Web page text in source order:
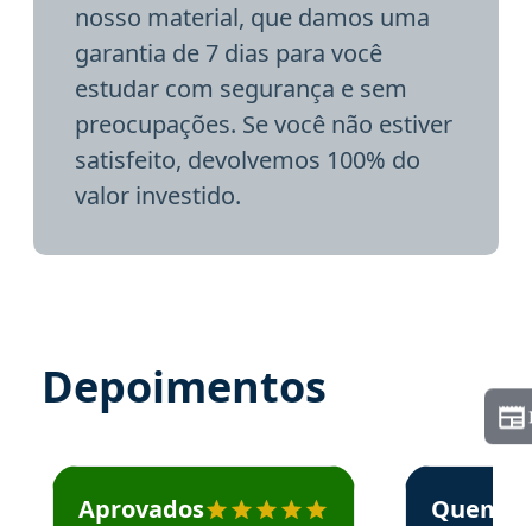
nosso material, que damos uma
garantia de 7 dias para você
estudar com segurança e sem
preocupações. Se você não estiver
satisfeito, devolvemos 100% do
valor investido.
Depoimentos
Estudante José recomenda o Aprova Concursos em
Aprovados
Estudante
Quem